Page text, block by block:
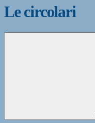
Le circolari